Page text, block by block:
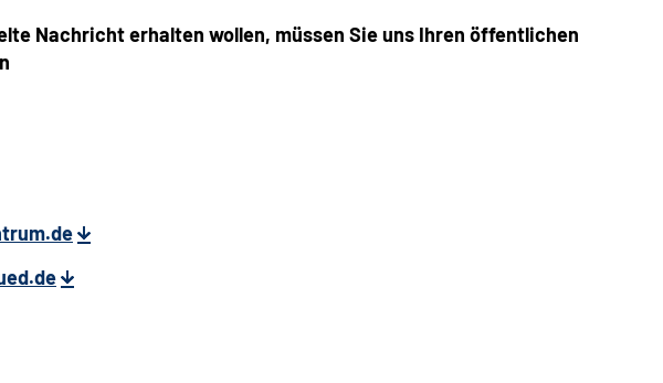
Nachricht erhalten wollen, müssen Sie uns Ihren öffentlichen